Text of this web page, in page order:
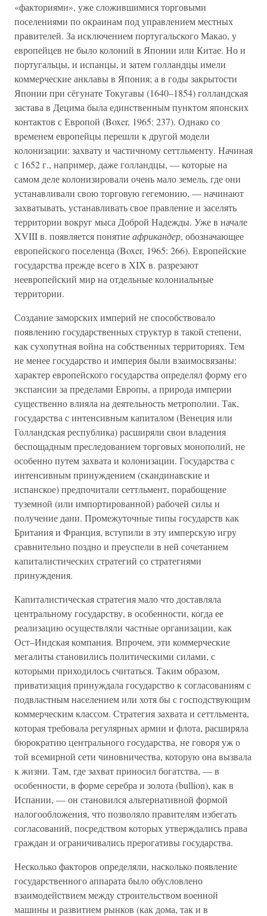
«факториями», уже сложившимися торговыми
поселениями по окраинам под управлением местных
правителей. За исключением португальского Макао, у
европейцев не было колоний в Японии или Китае. Но и
португальцы, и испанцы, и затем голландцы имели
коммерческие анклавы в Япония; а в годы закрытости
Японии при сёгунате Токугавы (1640–1854) голландская
застава в Децима была единственным пунктом японских
контактов с Европой (Boxer, 1965: 237). Однако со
временем европейцы перешли к другой модели
колонизации: захвату и частичному сеттльменту. Начиная
с 1652 г., например, даже голландцы, — которые на
самом деле колонизировали очень мало земель, где они
устанавливали свою торговую гегемонию, — начинают
захватывать, устанавливать свое правление и заселять
территории вокруг мыса Доброй Надежды. Уже в начале
XVIII в. появляется понятиеафрикандер, обозначающее
европейского поселенца (Boxer, 1965: 266). Европейские
государства прежде всего в XIX в. разрезают
неевропейский мир на отдельные колониальные
территории.
Создание заморских империй не способствовало
появлению государственных структур в такой степени,
как сухопутная война на собственных территориях. Тем
не менее государство и империя были взаимосвязаны:
характер европейского государства определял форму его
экспансии за пределами Европы, а природа империи
существенно влияла на деятельность метрополии. Так,
государства с интенсивным капиталом (Венеция или
Голландская республика) расширяли свои владения
беспощадным преследованием торговых монополий, не
особенно путем захвата и колонизации. Государства с
интенсивным принуждением (скандинавские и
испанское) предпочитали сеттльмент, порабощение
туземной (или импортированной) рабочей силы и
получение дани. Промежуточные типы государств как
Британия и Франция, вступили в эту имперскую игру
сравнительно поздно и преуспели в ней сочетанием
капиталистических стратегий со стратегиями
принуждения.
Капиталистическая стратегия мало что доставляла
центральному государству, в особенности, когда ее
реализацию осуществляли частные организации, как
Ост–Индская компания. Впрочем, эти коммерческие
мегалиты становились политическими силами, с
которыми приходилось считаться. Таким образом,
приватизация принуждала государство к согласованиям с
подвластным населением или хотя бы с господствующим
коммерческим классом. Стратегия захвата и сеттльмента,
которая требовала регулярных армии и флота, расширяла
бюрократию центрального государства, не говоря уж о
той всемирной сети чиновничества, которую она вызвала
к жизни. Там, где захват приносил богатства, — в
особенности, в форме серебра и золота (bullion), как в
Испании, — он становился альтернативной формой
налогообложения, что позволяло правителям избегать
согласований, посредством которых утверждались права
граждан и ограничивались прерогативы государства.
Несколько факторов определяли, насколько появление
государственного аппарата было обусловлено
взаимодействием между строительством военной
машины и развитием рынков (как дома, так и в